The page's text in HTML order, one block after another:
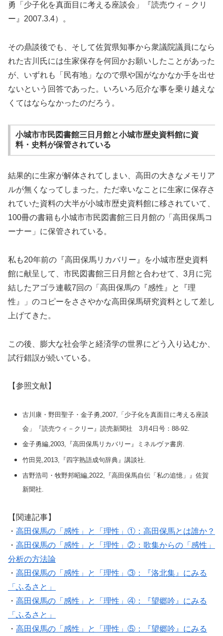
勇「少子化を真面目に考える座談会」『読売ウィ－クリ
ー』2007.3.4）。
その鼎談後でも、そして佐賀県知事から衆議院議員になら
れた古川氏には生家保存を何回かお願いしたことがあった
が、いずれも「民有地」なので県や国がなかなか手を出せ
ないという回答であった。いろいろ厄介な事を乗り越えな
くてはならなかったのだろう。
小城市市民図書館三日月館と小城市歴史資料館に資
料・史料が保管されている
結果的に生家が解体されてしまい、高田の大きなメモリア
ルが無くなってしまった。ただ幸いなことに生家に保存さ
れていた資料の大半が小城市歴史資料館に移されていて、
100冊の書籍も小城市市民図書館三日月館の「高田保馬コ
ーナー」に保管されている。
私も20年前の『高田保馬リカバリー』を小城市歴史資料
館に献呈して、市民図書館三日月館と合わせて、3月に完
結したアゴラ連載7回の「高田保馬の『感性』と『理
性』」のコピーをささやかな高田保馬研究資料として差し
上げてきた。
この後、膨大な社会学と経済学の世界にどう入り込むか、
試行錯誤が続いている。
【参照文献】
古川康・野田聖子・金子勇,2007,「少子化を真面目に考える座談
会」『読売ウィ－クリー』読売新聞社 3月4日号：88-92.
金子勇編,2003,『高田保馬リカバリー』ミネルヴァ書房.
竹田晃,2013,『四字熟語成句辞典』講談社.
吉野浩司・牧野邦昭編,2022,『高田保馬自伝「私の追憶」』佐賀
新聞社.
【関連記事】
・ 高田保馬の「感性」と「理性」①：高田保馬とは誰か？
・ 高田保馬の「感性」と「理性」②：歌集からの「感性」
分析の方法論
・ 高田保馬の「感性」と「理性」③：『洛北集』にみる
「ふるさと」
・ 高田保馬の「感性」と「理性」④：『望郷吟』にみる
「ふるさと」
・ 高田保馬の「感性」と「理性」⑤：『望郷吟』にみる